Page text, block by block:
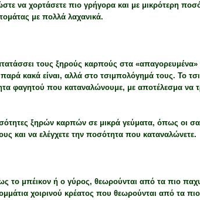
να χορτάσετε πιο γρήγορα και με μικρότερη
με πολλά λαχανικά.
τους ξηρούς καρπούς στα
κακά είναι, αλλά στο τσιμπολόγημά τους. Το
φαγητού που καταναλώνουμε, με αποτέλεσμα να
ξηρών καρπών σε μικρά γεύματα, όπως οι
και να ελέγχετε την ποσότητα που καταναλώνετε.
το μπέικον ή ο γύρος, θεωρούνται από τα πιο
χοιρινού κρέατος που θεωρούνται από τα